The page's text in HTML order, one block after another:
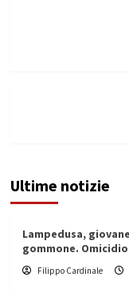
Ultime notizie
Lampedusa,
gommone.
Filippo Cardinale